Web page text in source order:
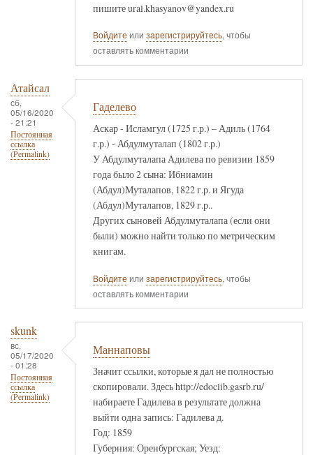
пишите ural.khasyanov@yandex.ru
Войдите или зарегистрируйтесь, чтобы
оставлять комментарии
Атайсал
сб,
05/16/2020
- 21:21
Постоянная
ссылка
(Permalink)
Гаделево
Аскар - Исламгул (1725 г.р.) – Адиль (1764
г.р.) - Абдулмуталап (1802 г.р.)
У Абдулмуталапа Адилева по ревизии 1859
года было 2 сына: Ибниамин
(Абдул)Муталапов, 1822 г.р. и Ягуда
(Абдул)Муталапов, 1829 г.р..
Других сыновей Абдулмуталапа (если они
были) можно найти только по метрическим
книгам.
Войдите или зарегистрируйтесь, чтобы
оставлять комментарии
skunk
вс,
05/17/2020
- 01:28
Постоянная
ссылка
(Permalink)
Маннаповы
Значит ссылки, которые я дал не полностью
скопировали. Здесь http://edoclib.gasrb.ru/
набираете Гадилева в результате должна
выйти одна запись: Гадилева д.
Год: 1859
Губерния: Оренбургская; Уезд: